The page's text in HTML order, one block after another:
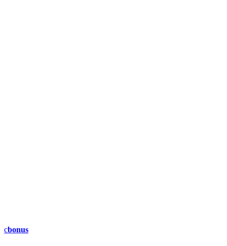
cbonus